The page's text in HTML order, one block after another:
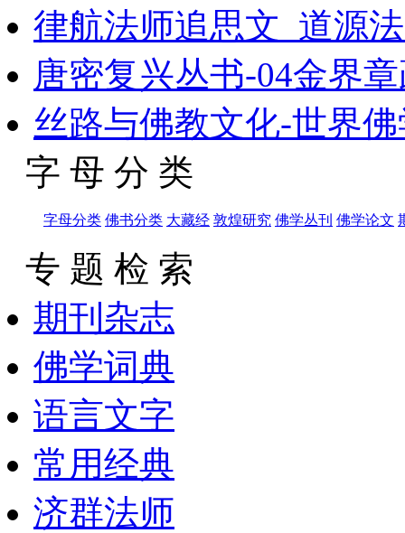
律航法师追思文_道源
唐密复兴丛书-04金界
丝路与佛教文化-世界
字 母 分 类
字母分类 佛书分类 大藏经 敦煌研究 佛学丛刊 佛学论文
专 题 检 索
期刊杂志
佛学词典
语言文字
常用经典
济群法师